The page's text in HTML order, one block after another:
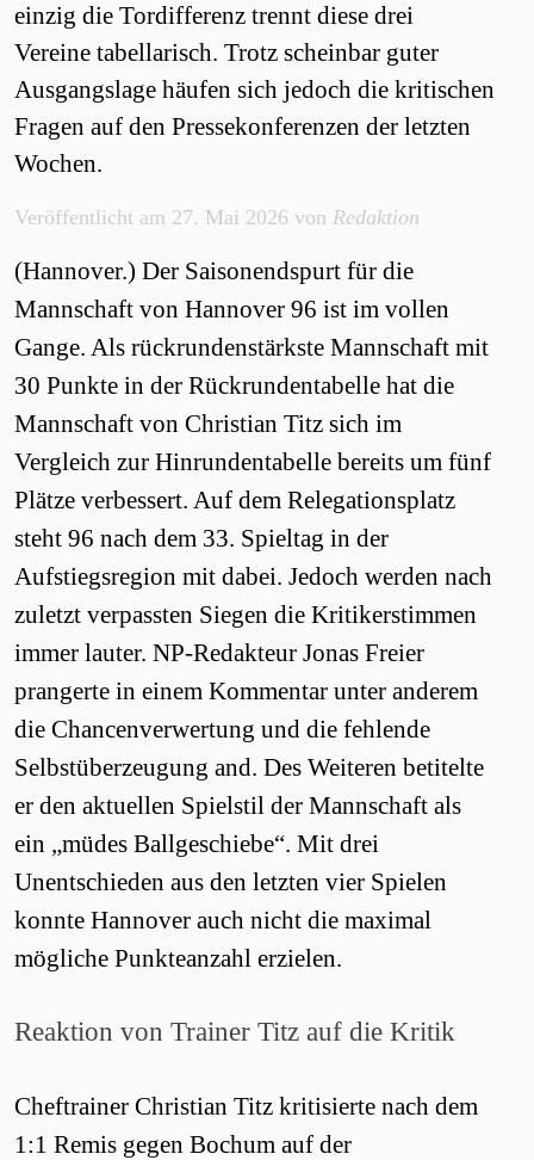
einzig die Tordifferenz trennt diese drei
Vereine tabellarisch. Trotz scheinbar guter
Ausgangslage häufen sich jedoch die kritischen
Fragen auf den Pressekonferenzen der letzten
Wochen.
Veröffentlicht am 27. Mai 2026 von Redaktion
(Hannover.) Der Saisonendspurt für die
Mannschaft von Hannover 96 ist im vollen
Gange. Als rückrundenstärkste Mannschaft mit
30 Punkte in der Rückrundentabelle hat die
Mannschaft von Christian Titz sich im
Vergleich zur Hinrundentabelle bereits um fünf
Plätze verbessert. Auf dem Relegationsplatz
steht 96 nach dem 33. Spieltag in der
Aufstiegsregion mit dabei. Jedoch werden nach
zuletzt verpassten Siegen die Kritikerstimmen
immer lauter. NP-Redakteur Jonas Freier
prangerte in einem Kommentar unter anderem
die Chancenverwertung und die fehlende
Selbstüberzeugung and. Des Weiteren betitelte
er den aktuellen Spielstil der Mannschaft als
ein „müdes Ballgeschiebe“. Mit drei
Unentschieden aus den letzten vier Spielen
konnte Hannover auch nicht die maximal
mögliche Punkteanzahl erzielen.
Reaktion von Trainer Titz auf die Kritik
Cheftrainer Christian Titz kritisierte nach dem
1:1 Remis gegen Bochum auf der